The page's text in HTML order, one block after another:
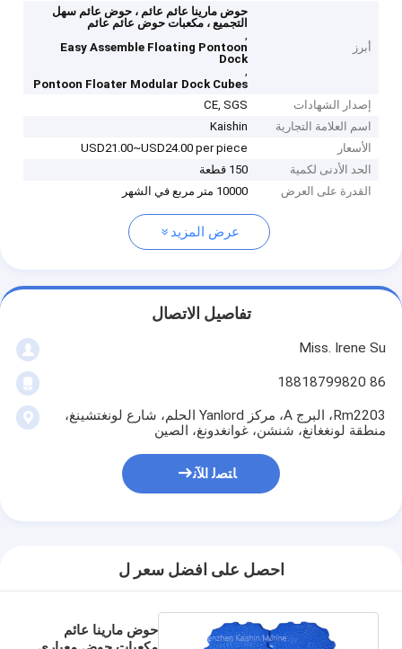
أبرز
حوض مارينا عائم عائم ، حوض عائم سهل
التجميع ، مكعبات حوض عائم عائم
,
Easy Assemble Floating Pontoon
Dock
,
Pontoon Floater Modular Dock Cubes
إصدار الشهادات
CE, SGS
اسم العلامة التجارية
Kaishin
الأسعار
USD21.00~USD24.00 per piece
الحد الأدنى لكمية
150 قطعة
القدرة على العرض
10000 متر مربع في الشهر
عرض المزيد
تفاصيل الاتصال
Miss. Irene Su
86 18818799820
Rm2203، البرج A، مركز Yanlord الحلم، شارع لونغتشينغ،
منطقة لونغغانغ، شنشن، غوانغدونغ، الصين
ﺎﺘﺼﻟ ﺍﻶﻧ
احصل على افضل سعر ل
حوض مارينا عائم